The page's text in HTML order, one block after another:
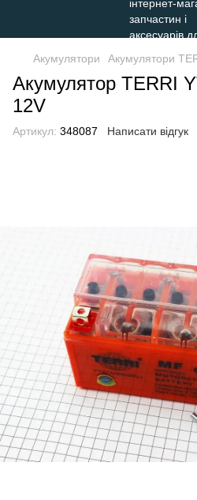
Акумулятори Акумулятори
Акумулятор TERRI
12V
Артикул: 348087 Написати відгук